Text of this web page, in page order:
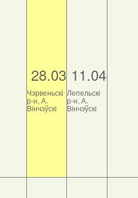
28.03
Чэрвеньскі
р-н, А.
Вінчэўскі
11.04
Лепельскі
р-н, А.
Вінчэўскі